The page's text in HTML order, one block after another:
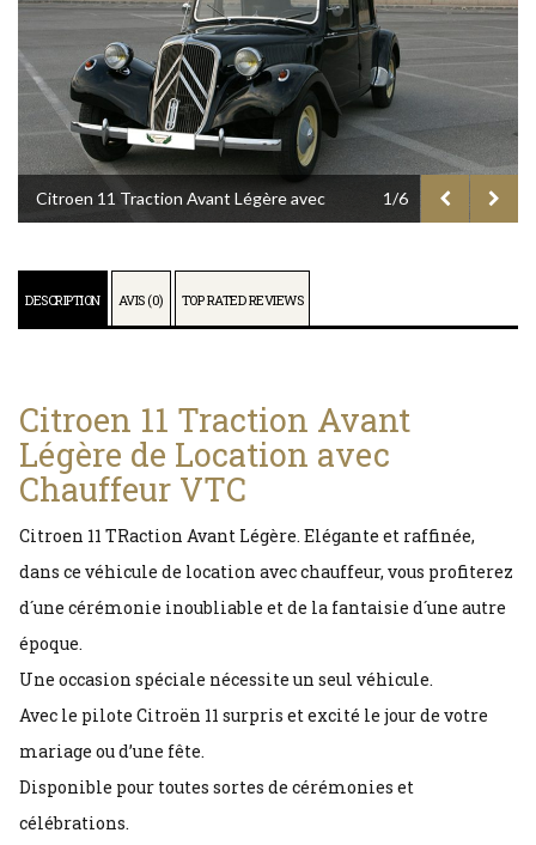
Citroen 11 Traction Avant Légère avec 1/6
DESCRIPTION AVIS (0) TOP RATED REVIEWS
Citroen 11 Traction Avant
Légère de Location avec
Chauffeur VTC
Citroen 11 TRaction Avant Légère. Elégante et raffinée,
dans ce véhicule de location avec chauffeur, vous profiterez
d´une cérémonie inoubliable et de la fantaisie d´une autre
époque.
Une occasion spéciale nécessite un seul véhicule.
Avec le pilote Citroën 11 surpris et excité le jour de votre
mariage ou d’une fête.
Disponible pour toutes sortes de cérémonies et
célébrations.